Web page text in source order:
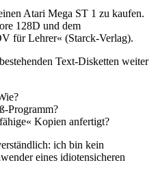
Atari Mega ST 1 zu kaufen.
128D und dem
für Lehrer« (Starck-Verlag).
Text-Disketten weiter
Programm?
Kopien anfertigt?
ich bin kein
eines idiotensicheren